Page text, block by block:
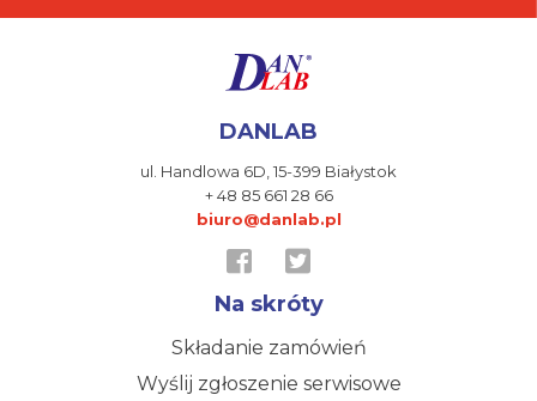
DANLAB
ul. Handlowa 6D, 15-399 Białystok
+ 48 85 661 28 66
biuro@danlab.pl
Na skróty
Składanie zamówień
Wyślij zgłoszenie serwisowe